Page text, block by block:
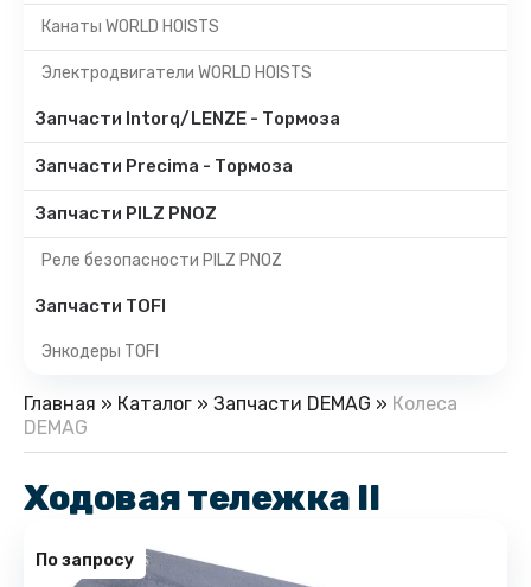
Канаты WORLD HOISTS
Электродвигатели WORLD HOISTS
Запчасти Intorq/LENZE - Тормоза
Запчасти Precima - Тормоза
Запчасти PILZ PNOZ
Реле безопасности PILZ PNOZ
Запчасти TOFI
Энкодеры TOFI
Главная » Каталог » Запчасти DEMAG » Колеса
DEMAG
Ходовая тележка II
По запросу